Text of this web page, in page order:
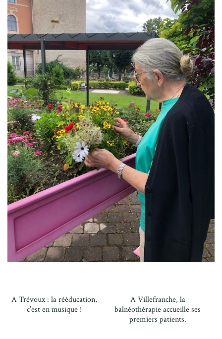
A Trévoux : la rééducation,
c’est en musique !
A Villefranche, la
balnéothérapie accueille ses
premiers patients.